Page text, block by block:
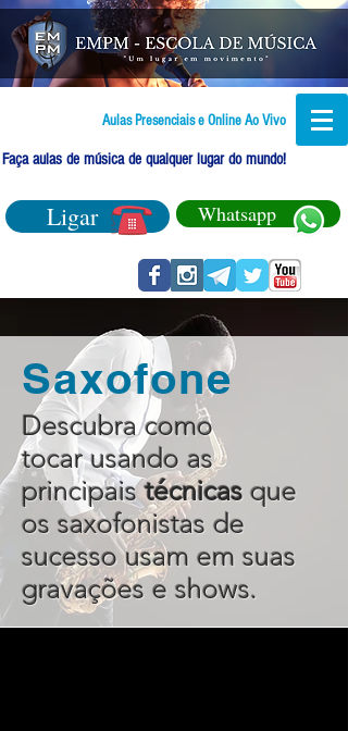
Aulas Presenciais e Online Ao Vivo
Faça aulas de música de qualquer lugar do mundo!
Ligar Whatsapp
Saxofone
Descubra como
tocar usando as
principaistécnicas que
os saxofonistas de
sucesso usam em suas
gravações e shows.